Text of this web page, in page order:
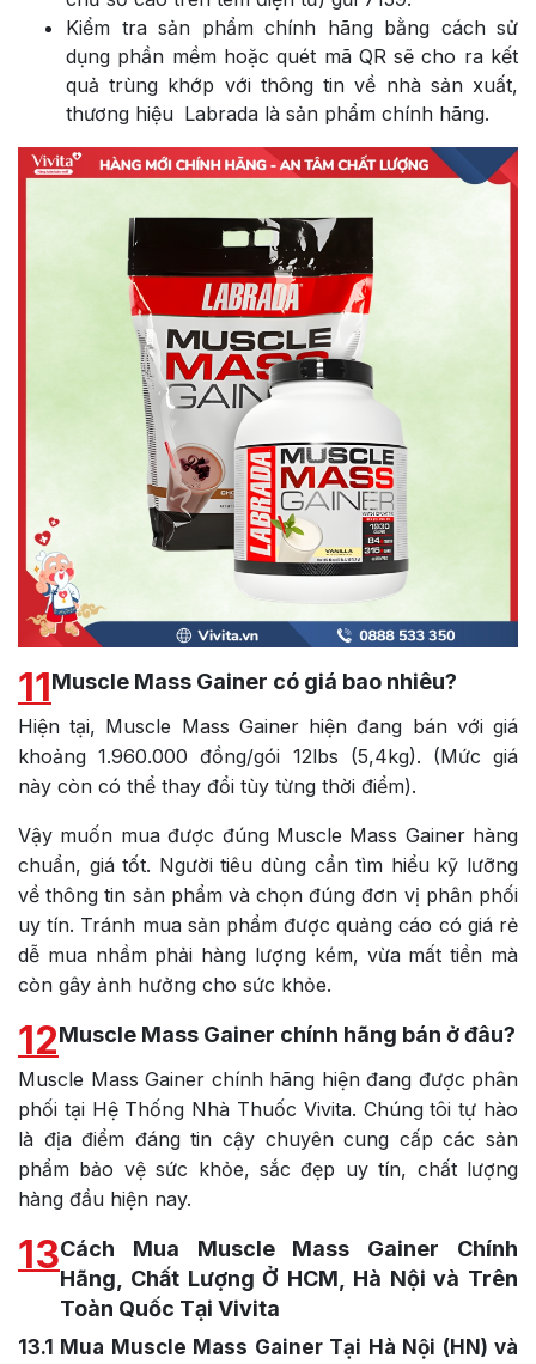
Kiểm tra sản phẩm chính hãng bằng cách sử
dụng phần mềm hoặc quét mã QR sẽ cho ra kết
quả trùng khớp với thông tin về nhà sản xuất,
thương hiệu Labrada là sản phẩm chính hãng.
11Muscle Mass Gainer có giá bao nhiêu?
Hiện tại, Muscle Mass Gainer hiện đang bán với giá
khoảng 1.960.000 đồng/gói 12lbs (5,4kg). (Mức giá
này còn có thể thay đổi tùy từng thời điểm).
Vậy muốn mua được đúng Muscle Mass Gainer hàng
chuẩn, giá tốt. Người tiêu dùng cần tìm hiểu kỹ lưỡng
về thông tin sản phẩm và chọn đúng đơn vị phân phối
uy tín. Tránh mua sản phẩm được quảng cáo có giá rẻ
dễ mua nhầm phải hàng lượng kém, vừa mất tiền mà
còn gây ảnh hưởng cho sức khỏe.
12Muscle Mass Gainer chính hãng bán ở đâu?
Muscle Mass Gainer chính hãng hiện đang được phân
phối tại Hệ Thống Nhà Thuốc Vivita. Chúng tôi tự hào
là địa điểm đáng tin cậy chuyên cung cấp các sản
phẩm bảo vệ sức khỏe, sắc đẹp uy tín, chất lượng
hàng đầu hiện nay.
13Cách Mua Muscle Mass Gainer Chính
Hãng, Chất Lượng Ở HCM, Hà Nội và Trên
Toàn Quốc Tại Vivita
13.1 Mua Muscle Mass Gainer Tại Hà Nội (HN) và